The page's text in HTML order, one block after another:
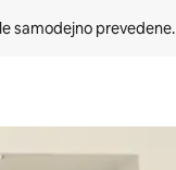
samodejno prevedene.